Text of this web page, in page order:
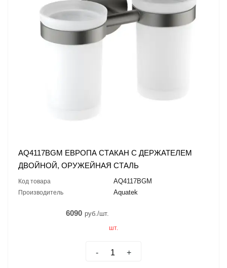
AQ4117BGM ЕВРОПА СТАКАН С ДЕРЖАТЕЛЕМ
ДВОЙНОЙ, ОРУЖЕЙНАЯ СТАЛЬ
Код товара AQ4117BGM
Производитель Aquatek
6090 руб./шт.
шт.
- +